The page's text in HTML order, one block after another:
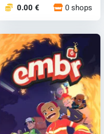
0.00 € 0 shops